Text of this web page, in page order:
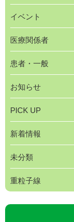
イベント
医療関係者
患者・一般
お知らせ
PICK UP
新着情報
未分類
重粒子線